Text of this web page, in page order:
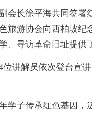
长徐平海共同签署
旅游协会向西柏坡
寻访革命旧址提供
讲解员依次登台宣
子传承红色基因，